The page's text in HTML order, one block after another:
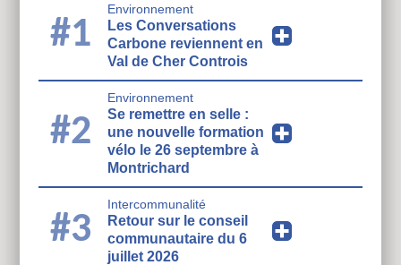
#1
Environnement
Les Conversations
Carbone reviennent en
Val de Cher Controis
#2
Environnement
Se remettre en selle :
une nouvelle formation
vélo le 26 septembre à
Montrichard
#3
Intercommunalité
Retour sur le conseil
communautaire du 6
juillet 2026